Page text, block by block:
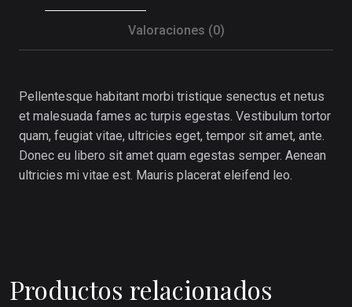
Valoraciones (0)
Pellentesque habitant morbi tristique senectus et netus
et malesuada fames ac turpis egestas. Vestibulum tortor
quam, feugiat vitae, ultricies eget, tempor sit amet, ante.
Donec eu libero sit amet quam egestas semper. Aenean
ultricies mi vitae est. Mauris placerat eleifend leo.
Productos relacionados